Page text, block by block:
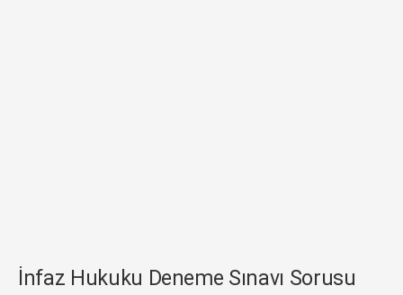
İnfaz Hukuku Deneme Sınavı Sorusu